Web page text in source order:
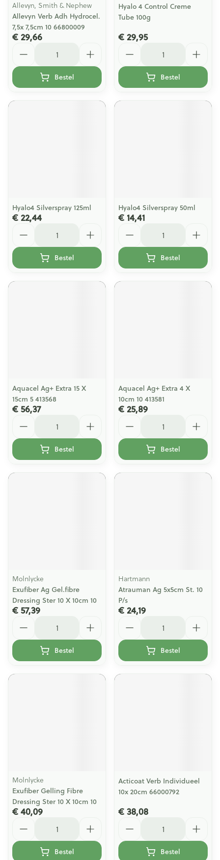
Allevyn, Smith & Nephew
Allevyn Verb Adh Hydrocel.
7,5x 7,5cm 10 66800009
€ 29,66
Bestel
Hyalo 4 Control Creme
Tube 100g
€ 29,95
Bestel
Hyalo4 Silverspray 125ml
€ 22,44
Bestel
Hyalo4 Silverspray 50ml
€ 14,41
Bestel
Aquacel Ag+ Extra 15 X
15cm 5 413568
€ 56,37
Bestel
Aquacel Ag+ Extra 4 X
10cm 10 413581
€ 25,89
Bestel
Molnlycke
Exufiber Ag Gel.fibre
Dressing Ster 10 X 10cm 10
€ 57,39
Bestel
Hartmann
Atrauman Ag 5x5cm St. 10
P/s
€ 24,19
Bestel
Molnlycke
Exufiber Gelling Fibre
Dressing Ster 10 X 10cm 10
€ 40,09
Bestel
Acticoat Verb Individueel
10x 20cm 66000792
€ 38,08
Bestel